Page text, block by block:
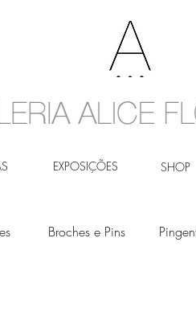
EXPOSIÇÕES SHOP
Broches e Pins